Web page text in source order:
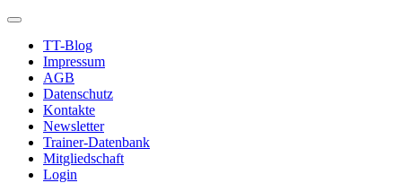
TT-Blog
Impressum
AGB
Datenschutz
Kontakte
Newsletter
Trainer-Datenbank
Mitgliedschaft
Login